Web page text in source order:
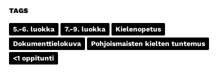
TAGS
5.-6. luokka 7.-9. luokka
Kielenopetus
Dokumenttielokuva
Pohjoismaisten kielten tuntemus
<1 oppitunti